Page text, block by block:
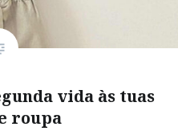
vida às tuas
roupa